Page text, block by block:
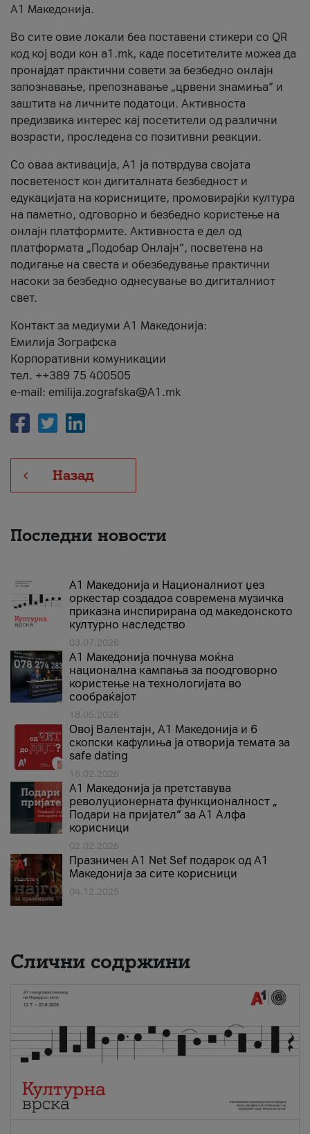
А1 Македонија.
Во сите овие локали беа поставени стикери со QR
код кој води кон a1.mk, каде посетителите можеа да
пронајдат практични совети за безбедно онлајн
запознавање, препознавање „црвени знамиња“ и
заштита на личните податоци. Активноста
предизвика интерес кај посетители од различни
возрасти, проследена со позитивни реакции.
Со оваа активација, А1 ја потврдува својата
посветеност кон дигиталната безбедност и
едукацијата на корисниците, промовирајќи култура
на паметно, одговорно и безбедно користење на
онлајн платформите. Активноста е дел од
платформата „Подобар Онлајн“, посветена на
подигање на свеста и обезбедување практични
насоки за безбедно однесување во дигиталниот
свет.
Контакт за медиуми А1 Македонија:
Емилија Зографска
Корпоративни комуникации
тел. ++389 75 400505
e-mail: emilija.zografska@A1.mk
Назад
Последни новости
А1 Македонија и Националниот џез
оркестар создадоа современа музичка
приказна инспирирана од македонското
културно наследство
03.07.2026
A1 Македонија почнува моќна
национална кампања за поодговорно
користење на технологијата во
сообраќајот
18.05.2026
Овој Валентајн, A1 Македонија и 6
скопски кафулиња ја отворија темата за
safe dating
16.02.2026
А1 Македонија ја претставува
револуционерната функционалност „
Подари на пријател“ за А1 Алфа
корисници
02.02.2026
Празничен A1 Net Sеf подарок од А1
Македонија за сите корисници
04.12.2025
Слични содржини